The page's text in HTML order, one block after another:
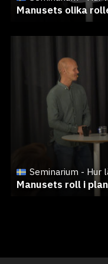
Manusets olika
Seminarium - Hur
Manusets roll i